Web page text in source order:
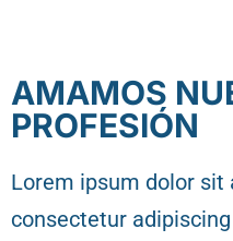
AMAMOS
PROFESIÓN
Lorem ipsum dolor sit
consectetur